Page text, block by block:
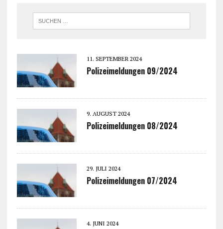
11. SEPTEMBER 2024
Polizeimeldungen 09/2024
9. AUGUST 2024
Polizeimeldungen 08/2024
29. JULI 2024
Polizeimeldungen 07/2024
4. JUNI 2024